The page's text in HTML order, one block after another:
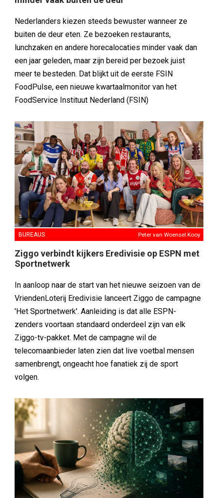
Nederlanders kiezen steeds bewuster wanneer ze
buiten de deur eten. Ze bezoeken restaurants,
lunchzaken en andere horecalocaties minder vaak dan
een jaar geleden, maar zijn bereid per bezoek juist
meer te besteden. Dat blijkt uit de eerste FSIN
FoodPulse, een nieuwe kwartaalmonitor van het
FoodService Instituut Nederland (FSIN)
BUREAUS Peter van Woensel Kooy
Ziggo verbindt kijkers Eredivisie op ESPN met
Sportnetwerk
In aanloop naar de start van het nieuwe seizoen van de
VriendenLoterij Eredivisie lanceert Ziggo de campagne
'Het Sportnetwerk'. Aanleiding is dat alle ESPN-
zenders voortaan standaard onderdeel zijn van elk
Ziggo-tv-pakket. Met de campagne wil de
telecomaanbieder laten zien dat live voetbal mensen
samenbrengt, ongeacht hoe fanatiek zij de sport
volgen.